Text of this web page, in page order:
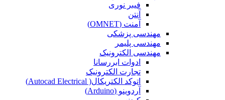
فیبر نوری
آنتن
آمنت (OMNET)
مهندسی پزشکی
مهندسی پلیمر
مهندسی الکترونیک
ادوات ابررسانا
تجارت الکترونیک
اتوکد الکتریکال( Autocad Electrical)
آردوینو (Arduino)